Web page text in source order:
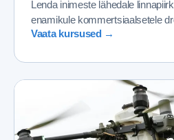
Lenda inimeste lähedale
enamikule kommertsiaalsetele
Vaata kursused →